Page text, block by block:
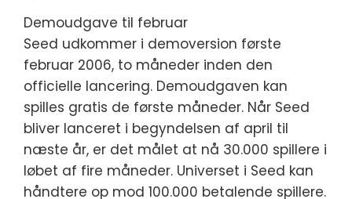
Demoudgave til februar
Seed udkommer i demoversion første
februar 2006, to måneder inden den
officielle lancering. Demoudgaven kan
spilles gratis de første måneder. Når Seed
bliver lanceret i begyndelsen af april til
næste år, er det målet at nå 30.000 spillere i
løbet af fire måneder. Universet i Seed kan
håndtere op mod 100.000 betalende spillere.